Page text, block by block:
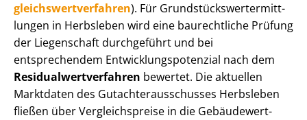
gleichs­wert­ver­fah­ren). Für Grund­stücks­wert­ermitt­
lun­gen in Herbsleben wird eine baurechtliche Prüfung
der Liegenschaft durchgeführt und bei
entsprechendem Ent­wick­lungs­po­ten­zi­al nach dem
Re­si­du­al­wert­ver­fah­ren bewertet. Die aktuellen
Marktdaten des Gut­ach­ter­aus­schus­ses Herbsleben
fließen über Ver­gleichs­prei­se in die Ge­bäu­de­wert­